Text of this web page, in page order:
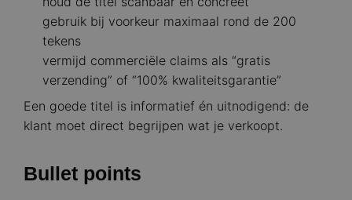
gebruik bij voorkeur maximaal rond de 200
tekens
vermijd commerciële claims als “gratis
verzending” of “100% kwaliteitsgarantie”
Een goede titel is informatief én uitnodigend: de
klant moet direct begrijpen wat je verkoopt.
Bullet points